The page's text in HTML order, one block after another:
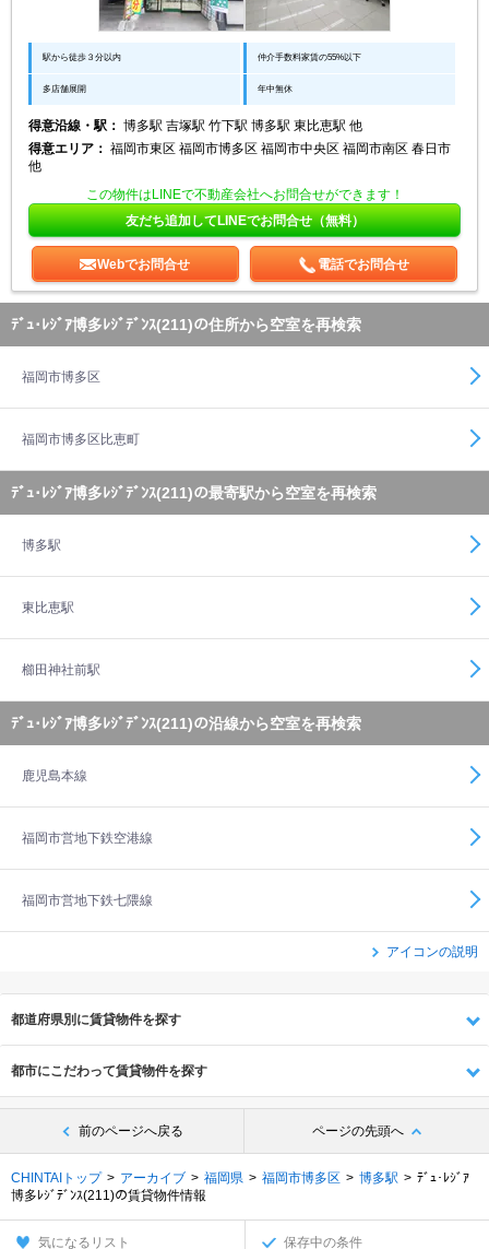
駅から徒歩３分以内 仲介手数料家賃の55%以下
多店舗展開 年中無休
得意沿線・駅： 博多駅 吉塚駅 竹下駅 博多駅 東比恵駅 他
得意エリア： 福岡市東区 福岡市博多区 福岡市中央区 福岡市南区 春日市
他
この物件はLINEで不動産会社へお問合せができます！
友だち追加してLINEでお問合せ（無料）
Webでお問合せ 電話でお問合せ
ﾃﾞｭ･ﾚｼﾞｱ博多ﾚｼﾞﾃﾞﾝｽ(211)の住所から空室を再検索
福岡市博多区
福岡市博多区比恵町
ﾃﾞｭ･ﾚｼﾞｱ博多ﾚｼﾞﾃﾞﾝｽ(211)の最寄駅から空室を再検索
博多駅
東比恵駅
櫛田神社前駅
ﾃﾞｭ･ﾚｼﾞｱ博多ﾚｼﾞﾃﾞﾝｽ(211)の沿線から空室を再検索
鹿児島本線
福岡市営地下鉄空港線
福岡市営地下鉄七隈線
アイコンの説明
都道府県別に賃貸物件を探す
都市にこだわって賃貸物件を探す
前のページへ戻る ページの先頭へ
CHINTAIトップ アーカイブ 福岡県 福岡市博多区 博多駅
ﾃﾞｭ･ﾚｼﾞｱ
博多ﾚｼﾞﾃﾞﾝｽ(211)の賃貸物件情報
気になるリスト 保存中の条件